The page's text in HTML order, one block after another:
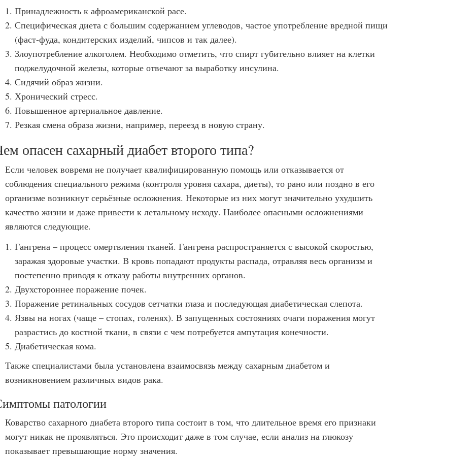
Принадлежность к афроамериканской расе.
Специфическая диета с большим содержанием углеводов, частое употребление вредной пищи
(фаст-фуда, кондитерских изделий, чипсов и так далее).
Злоупотребление алкоголем. Необходимо отметить, что спирт губительно влияет на клетки
поджелудочной железы, которые отвечают за выработку инсулина.
Сидячий образ жизни.
Хронический стресс.
Повышенное артериальное давление.
Резкая смена образа жизни, например, переезд в новую страну.
опасен сахарный диабет второго типа?
Если человек вовремя не получает квалифицированную помощь или отказывается от
соблюдения специального режима (контроля уровня сахара, диеты), то рано или поздно в его
организме возникнут серьёзные осложнения. Некоторые из них могут значительно ухудшить
качество жизни и даже привести к летальному исходу. Наиболее опасными осложнениями
являются следующие.
Гангрена – процесс омертвления тканей. Гангрена распространяется с высокой скоростью,
заражая здоровые участки. В кровь попадают продукты распада, отравляя весь организм и
постепенно приводя к отказу работы внутренних органов.
Двухстороннее поражение почек.
Поражение ретинальных сосудов сетчатки глаза и последующая диабетическая слепота.
Язвы на ногах (чаще – стопах, голенях). В запущенных состояниях очаги поражения могут
разрастись до костной ткани, в связи с чем потребуется ампутация конечности.
Диабетическая кома.
Также специалистами была установлена взаимосвязь между сахарным диабетом и
возникновением различных видов рака.
патологии
Коварство сахарного диабета второго типа состоит в том, что длительное время его признаки
могут никак не проявляться. Это происходит даже в том случае, если анализ на глюкозу
показывает превышающие норму значения.